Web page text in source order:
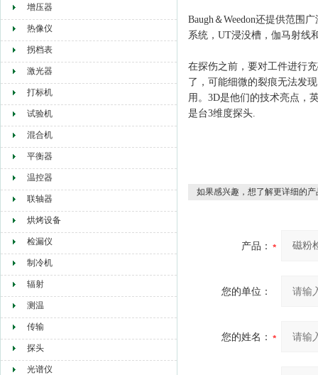
增压器
热像仪
拐档表
激光器
打标机
试验机
混合机
平衡器
温控器
联轴器
烘烤设备
检漏仪
制冷机
辐射
测温
传输
探头
光谱仪
Baugh＆Weedon还提供范围
系统，UT浸没槽，伽马射线
在探伤之前，要对工件进行
了，可能细微的裂痕无法发
用。3D是他们的技术亮点，
是台3维度探头.
如果感兴趣，想了解更详细的
产品：
您的单位：
您的姓名：